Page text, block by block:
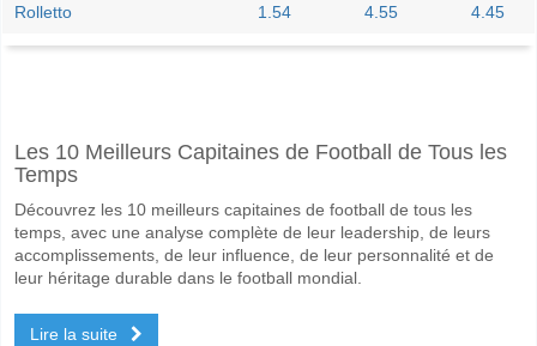
Rolletto 1.54 4.55 4.45
Le match entre Elva v Maardu 11 June 2026 17:00.
Elva pour le Gagnant du match, avec une probabilité de 63%
Les deux équipes marqueront-elles dans le match Elva
Oui pour Les Deux Équipes Marquent, avec un pourcentage de 71%.
Les 10 Meilleurs Capitaines de Football de Tous les
Temps
Découvrez les 10 meilleurs capitaines de football de tous les
temps, avec une analyse complète de leur leadership, de leurs
accomplissements, de leur influence, de leur personnalité et de
leur héritage durable dans le football mondial.
Lire la suite